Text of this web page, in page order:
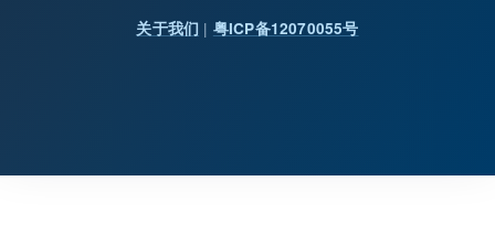
关于我们 | 粤ICP备12070055号